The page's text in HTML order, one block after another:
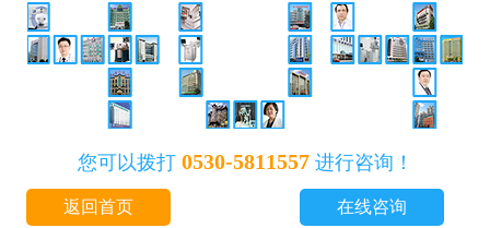
您可以拨打 0530-5811557进行咨询！
返回首页 在线咨询